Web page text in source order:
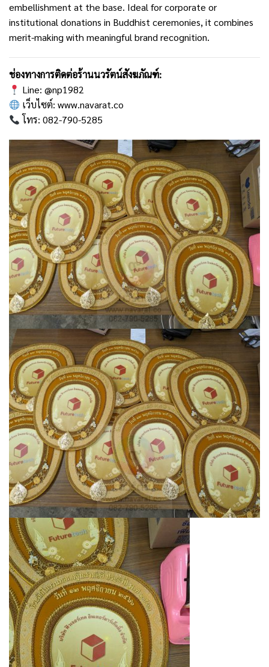
embellishment at the base. Ideal for corporate or
institutional donations in Buddhist ceremonies, it combines
merit-making with meaningful brand recognition.
ช่องทางการติดต่อร้านนวรัตน์สังฆภัณฑ์:
Line:@np1982
เว็บไซต์:www.navarat.co
โทร: 082-790-5285